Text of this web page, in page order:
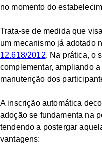
no momento do
Trata-se de medida que
um mecanismo já adotado
12.618/2012. Na prática, o
complementar, ampliando
manutenção dos
A inscrição automática
adoção se fundamenta na
tendendo a postergar
vantagens: